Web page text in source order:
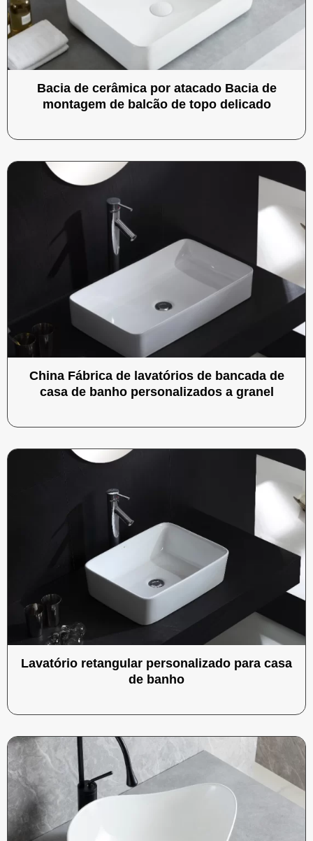
Bacia de cerâmica por atacado Bacia de
montagem de balcão de topo delicado
China Fábrica de lavatórios de bancada de
casa de banho personalizados a granel
Lavatório retangular personalizado para casa
de banho